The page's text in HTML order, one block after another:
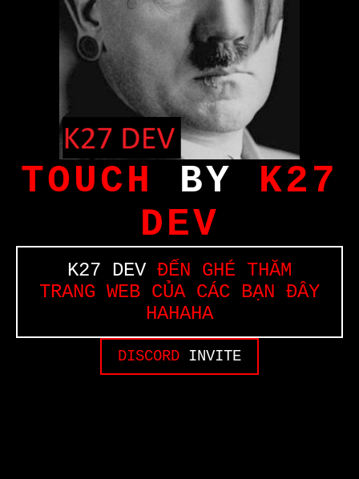
TOUCH BY K27
DEV
K27 DEVĐẾN GHÉ THĂM
TRANG WEB CỦA CÁC BẠN ĐÂY
HAHAHA
DISCORD INVITE